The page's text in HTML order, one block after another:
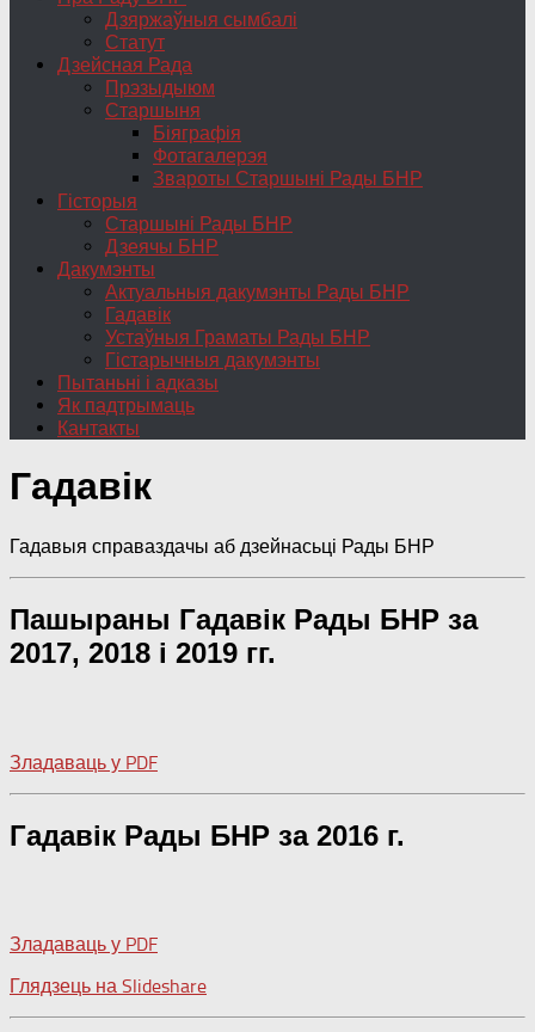
Дзяржаўныя сымбалі
Статут
Дзейсная Рада
Прэзыдыюм
Старшыня
Біяграфія
Фотагалерэя
Звароты Старшыні Рады БНР
Гісторыя
Старшыні Рады БНР
Дзеячы БНР
Дакумэнты
Актуальныя дакумэнты Рады БНР
Гадавік
Устаўныя Граматы Рады БНР
Гістарычныя дакумэнты
Пытаньні і адказы
Як падтрымаць
Кантакты
Гадавік
Гадавыя справаздачы аб дзейнасьці Рады БНР
Пашыраны Гадавік Рады БНР за
2017, 2018 і 2019 гг.
Зладаваць у PDF
Гадавік Рады БНР за 2016 г.
Зладаваць у PDF
Глядзець на Slideshare